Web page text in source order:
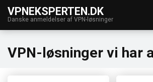
VPNEKSPERTEN.DK
Danske anmeldelser af VPN-løsninger
VPN-løsninger vi har